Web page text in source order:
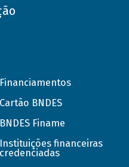
Financiamentos
Cartão BNDES
BNDES Finame
Instituições financeiras
credenciadas